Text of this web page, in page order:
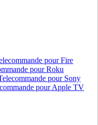
pour Fire
pour Roku
pour Sony
pour Apple TV